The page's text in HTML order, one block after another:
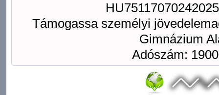
Támogassa személyi
Gimnázium
Adószám: